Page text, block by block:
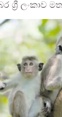
ශ්‍රී ලංකාව